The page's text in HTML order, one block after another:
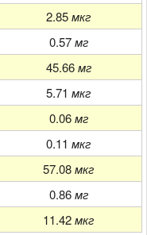
2.85мкг
0.57 мг
45.66 мг
5.71 мкг
0.06 мг
0.11 мкг
57.08мкг
0.86 мг
11.42мкг